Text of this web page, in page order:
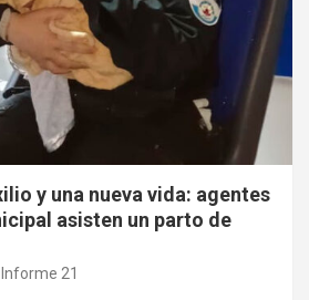
y una nueva vida: agentes
asisten un parto de
Informe 21